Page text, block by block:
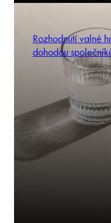
Rozhodnutí valné
dohodou